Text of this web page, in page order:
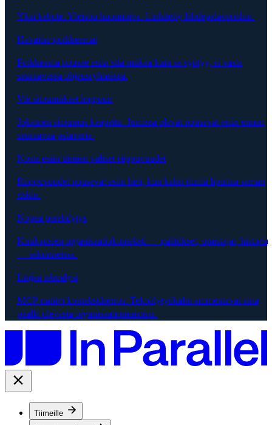
Yksi kehote. Yleisön huomioiva. Linkitetty lähdepalavereihin.
Havaitse poikkeamat
Poikkeama nousee esiin sitä mukaa kuin se syntyy, ei vasta
seuraavassa ohjausryhmässä.
Vie sitoumukset loppuun
Jokainen sitoumus kaapattu. Jumissa olevat nousevat esiin ennen
seuraavaa palaveria.
Nosta esiin tiimien väliset riippuvuudet
Riippuvuudet nousevat esiin heti, kun kaksi tiimiä liputtaa saman
riskin.
Nopea perehdytys
Kuukausien organisaatiokonteksti — päätökset, omistajat, historia
— sekunneissa.
Linjaa tekoälysi
MCP-natiivi kontekstikerros. Tekoälytyökalut ammentavat aina
päällä olevasta organisaatiomuistista.
Tiimeille